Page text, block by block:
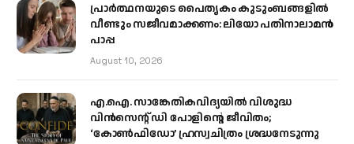
പ്രാര്‍ത്ഥനയുടെ പൈതൃകം കുടുംബങ്ങളില്‍
വീണ്ടും സജീവമാക്കണം: ലിയോ പതിനാലാമന്‍
പാപ്പ
August 10, 2026
എ.ഐ. സാങ്കേതികവിദ്യയിൽ വിശുദ്ധ
വിൻസെന്റ് ഡി പോളിന്റെ ജീവിതം;
‘കോൺഫിഡോ’ ഹ്രസ്വചിത്രം ശ്രദ്ധനേടുന്നു